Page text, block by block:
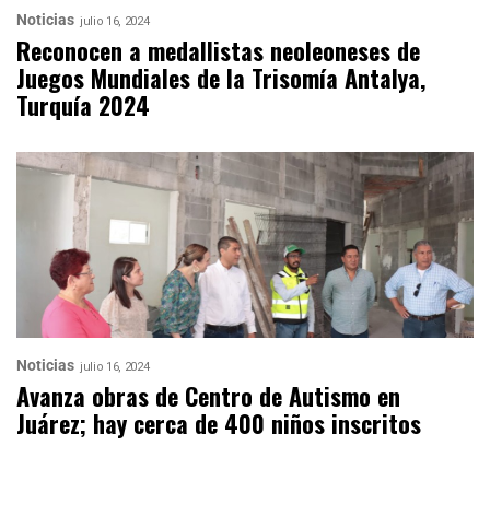
Noticias julio 16, 2024
Reconocen a medallistas neoleoneses de
Juegos Mundiales de la Trisomía Antalya,
Turquía 2024
Noticias julio 16, 2024
Avanza obras de Centro de Autismo en
Juárez; hay cerca de 400 niños inscritos